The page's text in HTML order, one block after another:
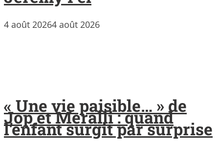
4 août 20264 août 2026
« Une vie paisible… » de
Jop et Meralli : quand
l’enfant surgit par surprise